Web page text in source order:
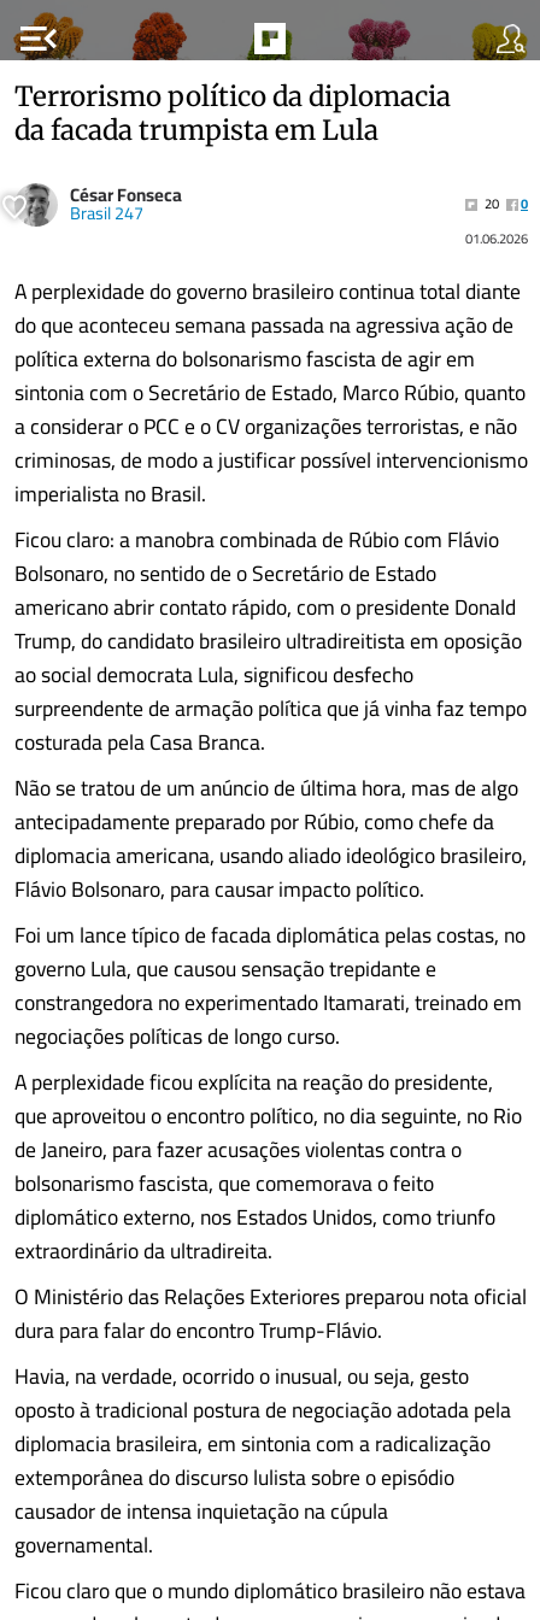
menu_open
Terrorismo político da diplomacia
da facada trumpista em Lula
César Fonseca
Brasil 247 20
0
01.06.2026
A perplexidade do governo brasileiro continua total diante
do que aconteceu semana passada na agressiva ação de
política externa do bolsonarismo fascista de agir em
sintonia com o Secretário de Estado, Marco Rúbio, quanto
a considerar o PCC e o CV organizações terroristas, e não
criminosas, de modo a justificar possível intervencionismo
imperialista no Brasil.
Ficou claro: a manobra combinada de Rúbio com Flávio
Bolsonaro, no sentido de o Secretário de Estado
americano abrir contato rápido, com o presidente Donald
Trump, do candidato brasileiro ultradireitista em oposição
ao social democrata Lula, significou desfecho
surpreendente de armação política que já vinha faz tempo
costurada pela Casa Branca.
Não se tratou de um anúncio de última hora, mas de algo
antecipadamente preparado por Rúbio, como chefe da
diplomacia americana, usando aliado ideológico brasileiro,
Flávio Bolsonaro, para causar impacto político.
Foi um lance típico de facada diplomática pelas costas, no
governo Lula, que causou sensação trepidante e
constrangedora no experimentado Itamarati, treinado em
negociações políticas de longo curso.
A perplexidade ficou explícita na reação do presidente,
que aproveitou o encontro político, no dia seguinte, no Rio
de Janeiro, para fazer acusações violentas contra o
bolsonarismo fascista, que comemorava o feito
diplomático externo, nos Estados Unidos, como triunfo
extraordinário da ultradireita.
O Ministério das Relações Exteriores preparou nota oficial
dura para falar do encontro Trump-Flávio.
Havia, na verdade, ocorrido o inusual, ou seja, gesto
oposto à tradicional postura de negociação adotada pela
diplomacia brasileira, em sintonia com a radicalização
extemporânea do discurso lulista sobre o episódio
causador de intensa inquietação na cúpula
governamental.
Ficou claro que o mundo diplomático brasileiro não estava